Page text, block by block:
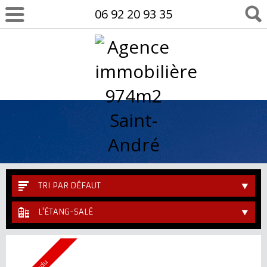
06 92 20 93 35
TRI PAR DÉFAUT
L'ÉTANG-SALÉ